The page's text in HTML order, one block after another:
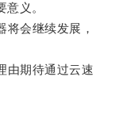
义。
会继续发展，
期待通过云速